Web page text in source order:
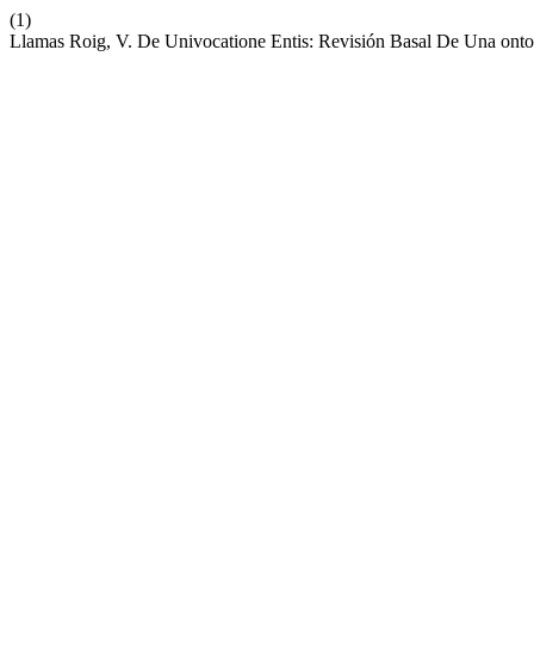
(1)
Llamas Roig, V. De Univocatione Entis: Revisión Basal De Una